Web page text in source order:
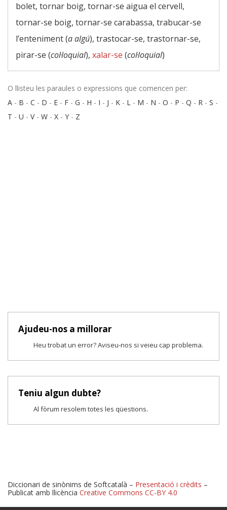
bolet, tornar boig, tornar-se aigua el cervell,
tornar-se boig, tornar-se carabassa, trabucar-se
l’enteniment (a algú), trastocar-se, trastornar-se,
pirar-se (col·loquial), xalar-se (col·loquial)
O llisteu les paraules o expressions que comencen per:
A - B - C - D - E - F - G - H - I - J - K - L - M - N - O - P - Q - R - S -
T - U - V- W - X - Y - Z
Ajudeu-nos a millorar
Heu trobat un error? Aviseu-nos si veieu cap problema.
Teniu algun dubte?
Al fòrum resolem totes les qüestions.
Diccionari de sinònims de Softcatalà – Presentació i crèdits –
Publicat amb llicència Creative Commons CC-BY 4.0